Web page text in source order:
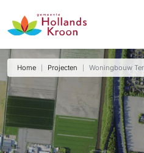
Home Projecten Woningbouw